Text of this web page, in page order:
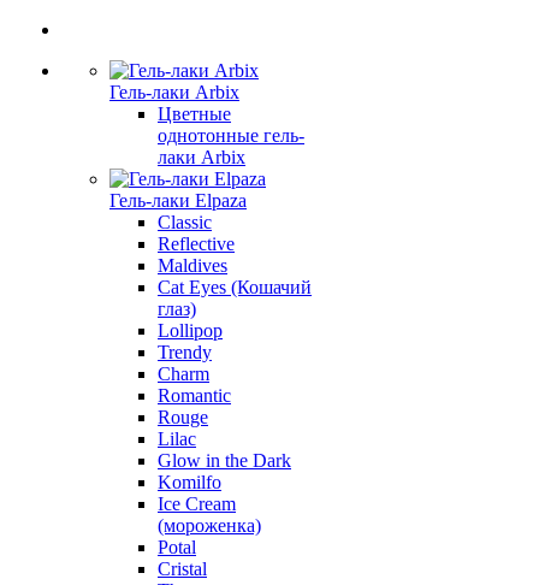
Гель-лаки Arbix
Цветные
однотонные гель-
лаки Arbix
Гель-лаки Elpaza
Classic
Reflective
Maldives
Cat Eyes (Кошачий
глаз)
Lollipop
Trendy
Charm
Romantic
Rouge
Lilac
Glow in the Dark
Komilfo
Ice Cream
(мороженка)
Potal
Cristal